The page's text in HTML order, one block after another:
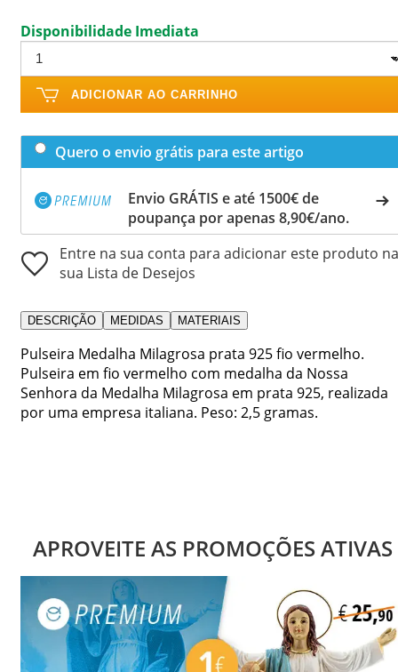
Disponibilidade Imediata
ADICIONAR AO CARRINHO
Quero o envio grátis para este artigo
Envio GRÁTIS e até 1500€ de
poupança por apenas 8,90€/ano.
Entre na sua conta para adicionar este produto na
sua Lista de Desejos
DESCRIÇÃO MEDIDAS MATERIAIS
Pulseira Medalha Milagrosa prata 925 fio vermelho.
Pulseira em fio vermelho com medalha da Nossa
Senhora da Medalha Milagrosa em prata 925, realizada
por uma empresa italiana. Peso: 2,5 gramas.
APROVEITE AS PROMOÇÕES ATIVAS